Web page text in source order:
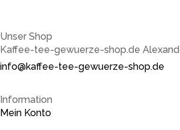
Unser Shop
Kaffee-tee-gewuerze-shop.de
info@kaffee-tee-gewuerze-shop.de
Information
Mein Konto